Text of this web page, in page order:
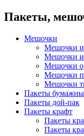
Пакеты,
Мешочки
Мешочки
Мешочки
Мешочки
Мешочки
Мешочки
Пакеты
Пакеты дой-пак
Пакеты крафт
Пакеты
Пакеты